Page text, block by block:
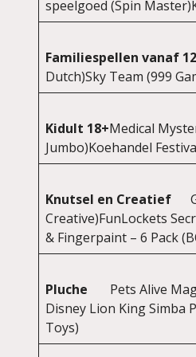
speelgoed (Spin
Familiespellen vanaf
Dutch)Sky Team (999
Kidult 18+Medical
Jumbo)Koehandel
Knutsel en Creatief
Creative)FunLockets
& Fingerpaint – 6 Pack
Pluche Pets Alive
Disney Lion King Simba
Toys)